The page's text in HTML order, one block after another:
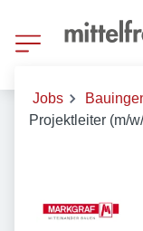
Jobs
Projektleiter (m/